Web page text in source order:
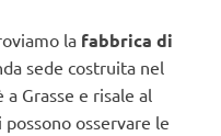
la fabbrica di
sede costruita nel
Grasse e risale al
osservare le